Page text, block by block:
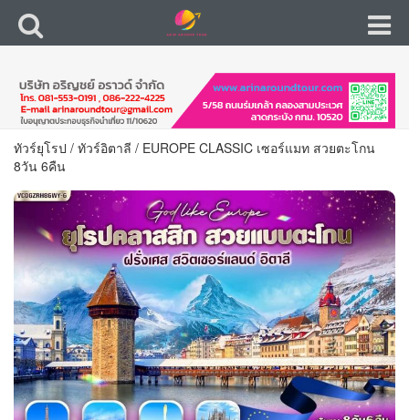
ทัวร์ยุโรป / ทัวร์อิตาลี / EUROPE CLASSIC เซอร์แมท สวยตะโกน
8วัน 6คืน